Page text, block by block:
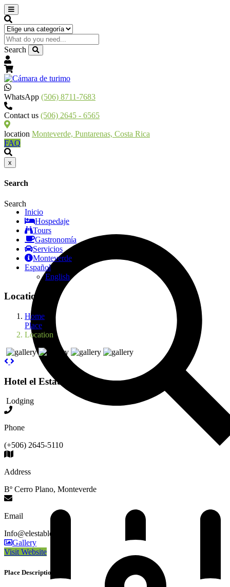
Search
WhatsApp (506) 8711-7683
Contact us (506) 2645 - 6565
location Monteverde, Puntarenas, Costa Rica
FAQ
x
Search
Search
Inicio
Hospedaje
Tours
Gastronomía
Servicios
Monteverde
Español
English
Location
Home
Place
Location
Hotel el Establo
Lodging
Phone
(+506) 2645-5110
Address
Bº Cerro Plano, Monteverde
Email
Info@elestablo.com
Gallery
Visit Website
Place Description